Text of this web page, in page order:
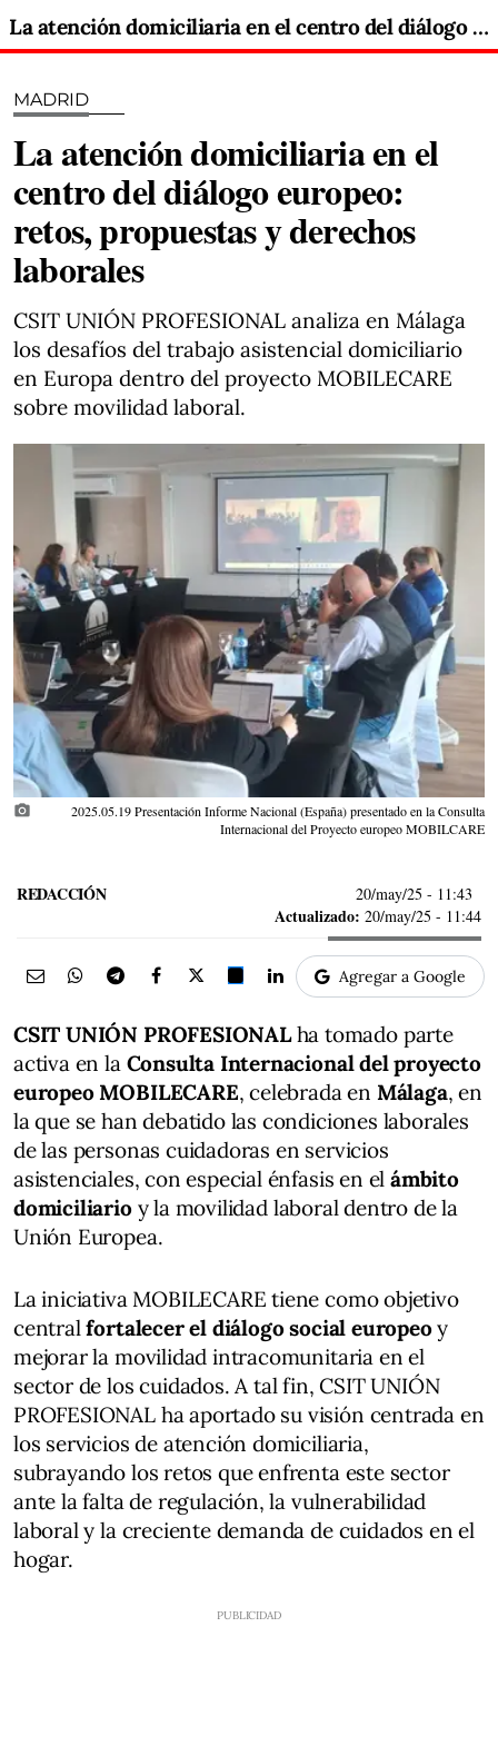
La atención domiciliaria en el centro del diálogo europeo: retos, propuestas y derechos laborales
MADRID
La atención domiciliaria en el
centro del diálogo europeo:
retos, propuestas y derechos
laborales
CSIT UNIÓN PROFESIONAL analiza en Málaga
los desafíos del trabajo asistencial domiciliario
en Europa dentro del proyecto MOBILECARE
sobre movilidad laboral.
photo_camera
2025.05.19 Presentación Informe Nacional (España) presentado en la Consulta
Internacional del Proyecto europeo MOBILCARE
REDACCIÓN 20/may/25 - 11:43
Actualizado: 20/may/25 - 11:44
Agregar a Google
CSIT UNIÓN PROFESIONALha tomado parte
activa en la Consulta Internacional del proyecto
europeo MOBILECARE, celebrada en Málaga, en
la que se han debatido las condiciones laborales
de las personas cuidadoras en servicios
asistenciales, con especial énfasis en elámbito
domiciliarioy la movilidad laboral dentro de la
Unión Europea.
La iniciativa MOBILECARE tiene como objetivo
centralfortalecer el diálogo social europeoy
mejorar la movilidad intracomunitaria en el
sector de los cuidados. A tal fin, CSIT UNIÓN
PROFESIONAL ha aportado su visión centrada en
los servicios de atención domiciliaria,
subrayando los retos que enfrenta este sector
ante la falta de regulación, la vulnerabilidad
laboral y la creciente demanda de cuidados en el
hogar.